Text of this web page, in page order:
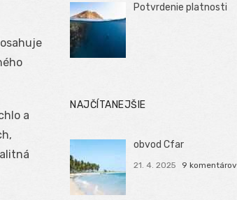
a
Potvrdenie platnosti
NAJČÍTANEJŠIE
obvod Cfar
21. 4. 2025 9 komentárov